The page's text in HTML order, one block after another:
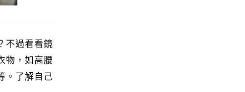
不過看看鏡
物，如高腰
。了解自己